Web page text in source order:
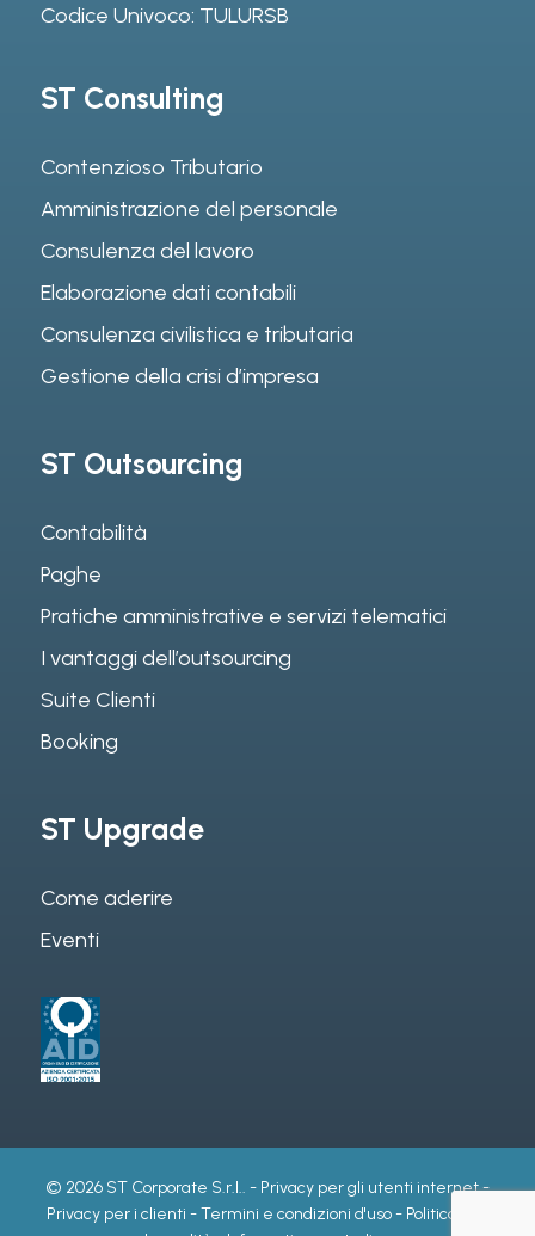
Codice Univoco: TULURSB
ST Consulting
Contenzioso Tributario
Amministrazione del personale
Consulenza del lavoro
Elaborazione dati contabili
Consulenza civilistica e tributaria
Gestione della crisi d’impresa
ST Outsourcing
Contabilità
Paghe
Pratiche amministrative e servizi telematici
I vantaggi dell’outsourcing
Suite Clienti
Booking
ST Upgrade
Come aderire
Eventi
© 2026 ST Corporate S.r.l.. - Privacy per gli utenti internet-
Privacy per i clienti -Termini e condizioni d'uso- Politica per